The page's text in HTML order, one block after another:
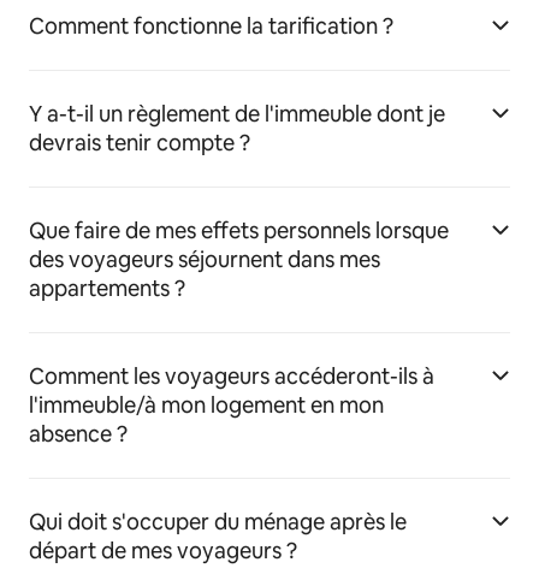
Comment fonctionne la tarification ?
Y a-t-il un règlement de l'immeuble dont je
devrais tenir compte ?
Que faire de mes effets personnels lorsque
des voyageurs séjournent dans mes
appartements ?
Comment les voyageurs accéderont-ils à
l'immeuble/à mon logement en mon
absence ?
Qui doit s'occuper du ménage après le
départ de mes voyageurs ?